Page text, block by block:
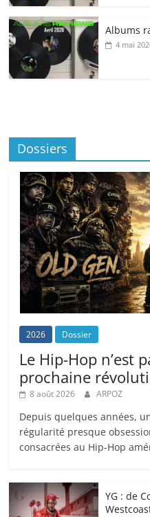
Albums
4 mai
Dossiers
2026 Dossier
Le Hip-Hop n’est
prochaine
8 août 2026 ARPOZ
Depuis quelques années,
régularité presque
consacrées au Hip-Hop
YG : de